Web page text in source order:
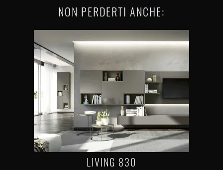
NON PERDERTI ANCHE:
LIVING 830